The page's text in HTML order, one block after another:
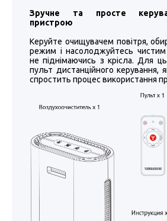
Зручне та просте
пристрою
Керуйте очищувачем повітря,
режим і насолоджуйтесь чистим
не піднімаючись з крісла. Для
пульт дистанційного керування,
спростить процес використання